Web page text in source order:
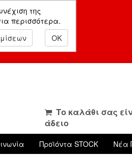
της
περισσότερα.
OK
Το καλάθι σας
άδειο
Προϊόντα STOCK Νέα